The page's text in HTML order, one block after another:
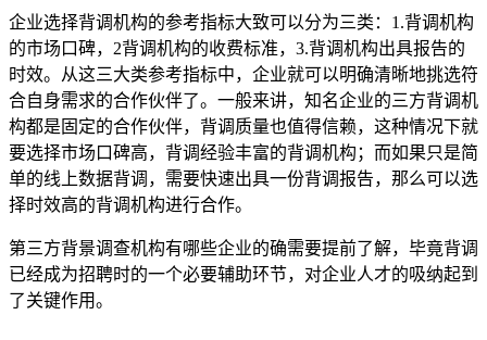
企业选择背调机构的参考指标大致可以分为三类：1.背调机构
的市场口碑，2背调机构的收费标准，3.背调机构出具报告的
时效。从这三大类参考指标中，企业就可以明确清晰地挑选符
合自身需求的合作伙伴了。一般来讲，知名企业的三方背调机
构都是固定的合作伙伴，背调质量也值得信赖，这种情况下就
要选择市场口碑高，背调经验丰富的背调机构；而如果只是简
单的线上数据背调，需要快速出具一份背调报告，那么可以选
择时效高的背调机构进行合作。
第三方背景调查机构有哪些企业的确需要提前了解，毕竟背调
已经成为招聘时的一个必要辅助环节，对企业人才的吸纳起到
了关键作用。